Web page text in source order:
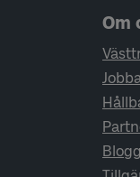
Om
Blogg